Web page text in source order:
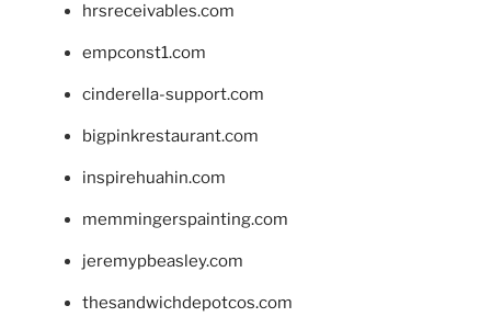
hrsreceivables.com
empconst1.com
cinderella-support.com
bigpinkrestaurant.com
inspirehuahin.com
memmingerspainting.com
jeremypbeasley.com
thesandwichdepotcos.com